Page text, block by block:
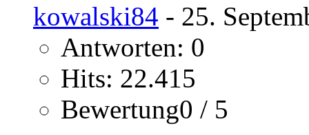
kowalski84 - 25.
Antworten: 0
Hits: 22.415
Bewertung0 / 5